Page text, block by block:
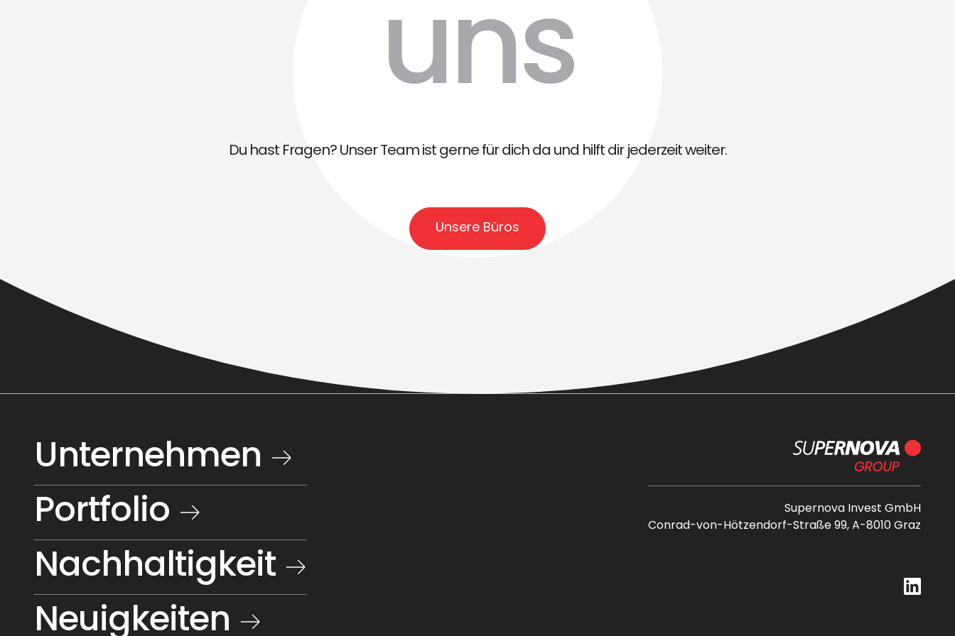
uns
Du hast Fragen? Unser Team ist gerne für dich da und hilft dir jederzeit weiter.
Unsere Büros
Unternehmen
Portfolio
Nachhaltigkeit
Neuigkeiten
Supernova Invest GmbH
Conrad-von-Hötzendorf-Straße 99, A-8010 Graz